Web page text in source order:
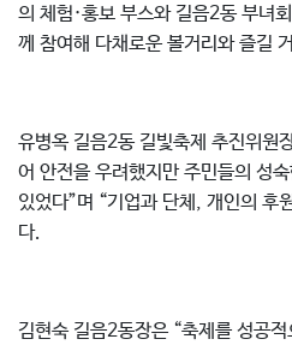
의 체험·홍보 부스와 길음2동 부녀
께 참여해 다채로운 볼거리와 즐길
유병옥 길음2동 길빛축제 추진위원
어 안전을 우려했지만 주민들의 성
있었다”며 “기업과 단체, 개인의 후
다.
김현숙 길음2동장은 “축제를 성공